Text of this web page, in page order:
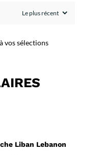
vos sélections
Liban Lebanon